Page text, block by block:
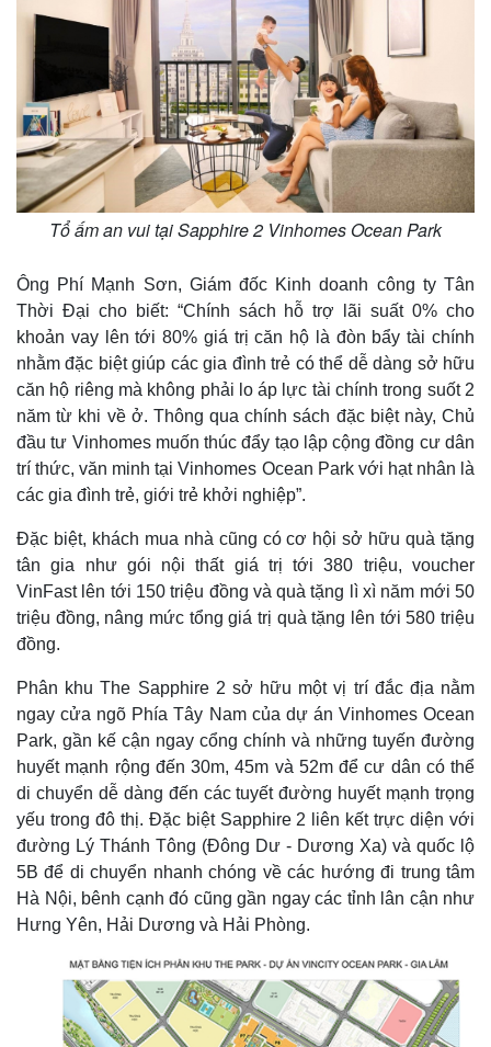
Thế giới
Quan sát
Hồ sơ
Multimedia
E-Magazine
Infographic
Tổ ấm an vui tại Sapphire 2 Vinhomes Ocean Park
Ông Phí Mạnh Sơn, Giám đốc Kinh doanh công ty Tân
Thời Đại cho biết: “Chính sách hỗ trợ lãi suất 0% cho
khoản vay lên tới 80% giá trị căn hộ là đòn bẩy tài chính
nhằm đặc biệt giúp các gia đình trẻ có thể dễ dàng sở hữu
căn hộ riêng mà không phải lo áp lực tài chính trong suốt 2
năm từ khi về ở. Thông qua chính sách đặc biệt này, Chủ
đầu tư Vinhomes muốn thúc đẩy tạo lập cộng đồng cư dân
trí thức, văn minh tại Vinhomes Ocean Park với hạt nhân là
các gia đình trẻ, giới trẻ khởi nghiệp”.
Đặc biệt, khách mua nhà cũng có cơ hội sở hữu quà tặng
tân gia như gói nội thất giá trị tới 380 triệu, voucher
VinFast lên tới 150 triệu đồng và quà tặng lì xì năm mới 50
triệu đồng, nâng mức tổng giá trị quà tặng lên tới 580 triệu
đồng.
Phân khu The Sapphire 2 sở hữu một vị trí đắc địa nằm
ngay cửa ngõ Phía Tây Nam của dự án Vinhomes Ocean
Park, gần kế cận ngay cổng chính và những tuyến đường
huyết mạnh rộng đến 30m, 45m và 52m để cư dân có thể
di chuyển dễ dàng đến các tuyết đường huyết mạnh trọng
yếu trong đô thị. Đặc biệt Sapphire 2 liên kết trực diện với
đường Lý Thánh Tông (Đông Dư - Dương Xa) và quốc lộ
5B để di chuyển nhanh chóng về các hướng đi trung tâm
Hà Nội, bênh cạnh đó cũng gần ngay các tỉnh lân cận như
Hưng Yên, Hải Dương và Hải Phòng.